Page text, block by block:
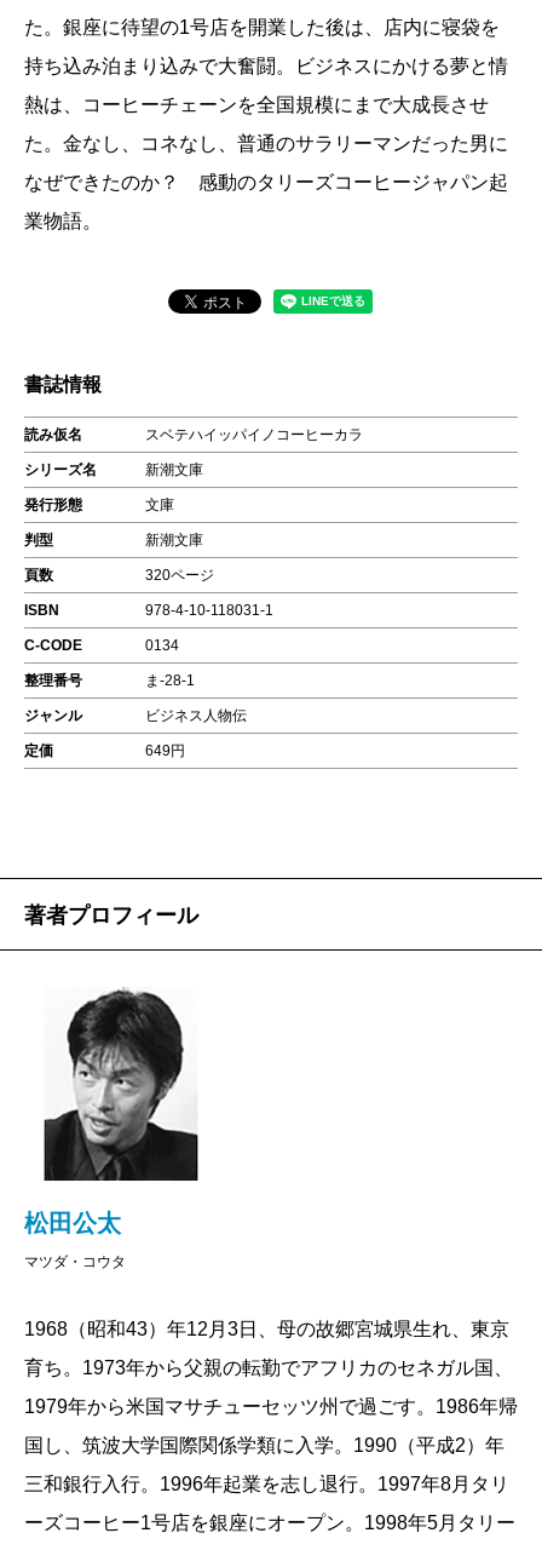
た。銀座に待望の1号店を開業した後は、店内に寝袋を
持ち込み泊まり込みで大奮闘。ビジネスにかける夢と情
熱は、コーヒーチェーンを全国規模にまで大成長させ
た。金なし、コネなし、普通のサラリーマンだった男に
なぜできたのか？ 感動のタリーズコーヒージャパン起
業物語。
書誌情報
読み仮名 スベテハイッパイノコーヒーカラ
シリーズ名 新潮文庫
発行形態 文庫
判型 新潮文庫
頁数 320ページ
ISBN 978-4-10-118031-1
C-CODE 0134
整理番号 ま-28-1
ジャンル ビジネス人物伝
定価 649円
著者プロフィール
松田公太
マツダ・コウタ
1968（昭和43）年12月3日、母の故郷宮城県生れ、東京
育ち。1973年から父親の転勤でアフリカのセネガル国、
1979年から米国マサチューセッツ州で過ごす。1986年帰
国し、筑波大学国際関係学類に入学。1990（平成2）年
三和銀行入行。1996年起業を志し退行。1997年8月タリ
ーズコーヒー1号店を銀座にオープン。1998年5月タリー